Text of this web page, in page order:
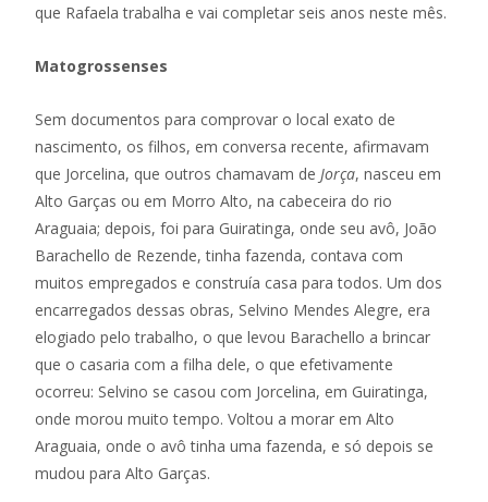
que Rafaela trabalha e vai completar seis anos neste mês.
Matogrossenses
Sem documentos para comprovar o local exato de
nascimento, os filhos, em conversa recente, afirmavam
que Jorcelina, que outros chamavam de Jorça, nasceu em
Alto Garças ou em Morro Alto, na cabeceira do rio
Araguaia; depois, foi para Guiratinga, onde seu avô, João
Barachello de Rezende, tinha fazenda, contava com
muitos empregados e construía casa para todos. Um dos
encarregados dessas obras, Selvino Mendes Alegre, era
elogiado pelo trabalho, o que levou Barachello a brincar
que o casaria com a filha dele, o que efetivamente
ocorreu: Selvino se casou com Jorcelina, em Guiratinga,
onde morou muito tempo. Voltou a morar em Alto
Araguaia, onde o avô tinha uma fazenda, e só depois se
mudou para Alto Garças.